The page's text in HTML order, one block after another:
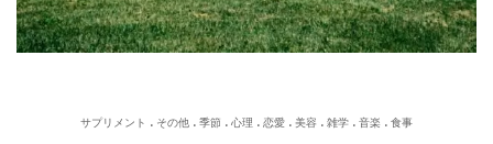
サプリメント . その他 . 季節 . 心理 . 恋愛 . 美容 . 雑学 . 音楽 . 食事